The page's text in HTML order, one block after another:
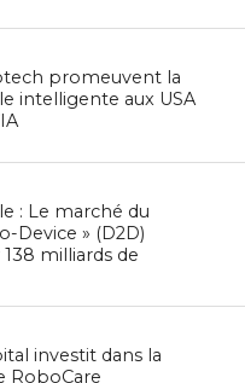
promeuvent la
intelligente aux USA
: Le marché du
Device » (D2D)
milliards de
investit dans la
RoboCare